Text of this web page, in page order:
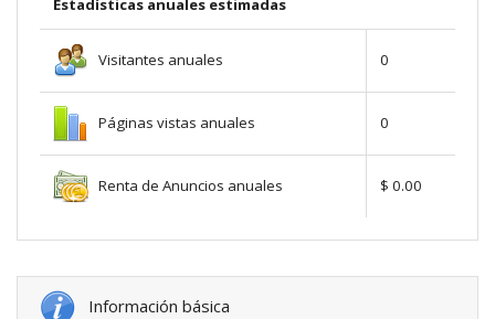
Estadísticas anuales estimadas
Visitantes anuales 0
Páginas vistas anuales 0
Renta de Anuncios anuales $ 0.00
Información básica